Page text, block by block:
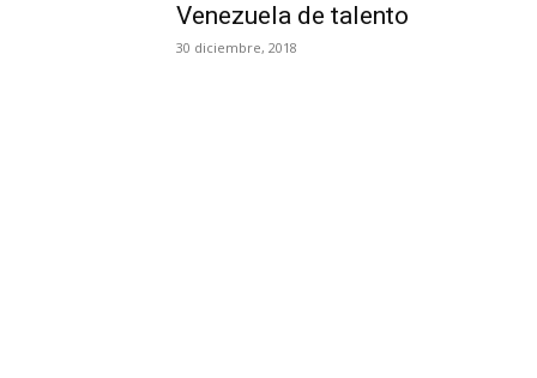
Venezuela de talento
30 diciembre, 2018